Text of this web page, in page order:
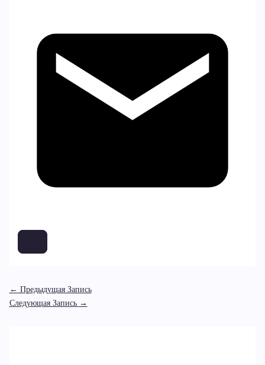
← Предыдущая Запись
Следующая Запись →